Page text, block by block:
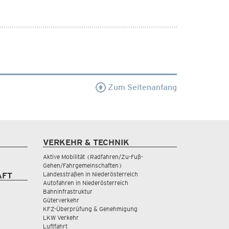
Zum Seitenanfang
VERKEHR & TECHNIK
Aktive Mobilität (Radfahren/Zu-Fuß-
Gehen/Fahrgemeinschaften)
Landesstraßen in Niederösterreich
Autofahren in Niederösterreich
Bahninfrastruktur
Güterverkehr
KFZ-Überprüfung & Genehmigung
LKW Verkehr
Luftfahrt